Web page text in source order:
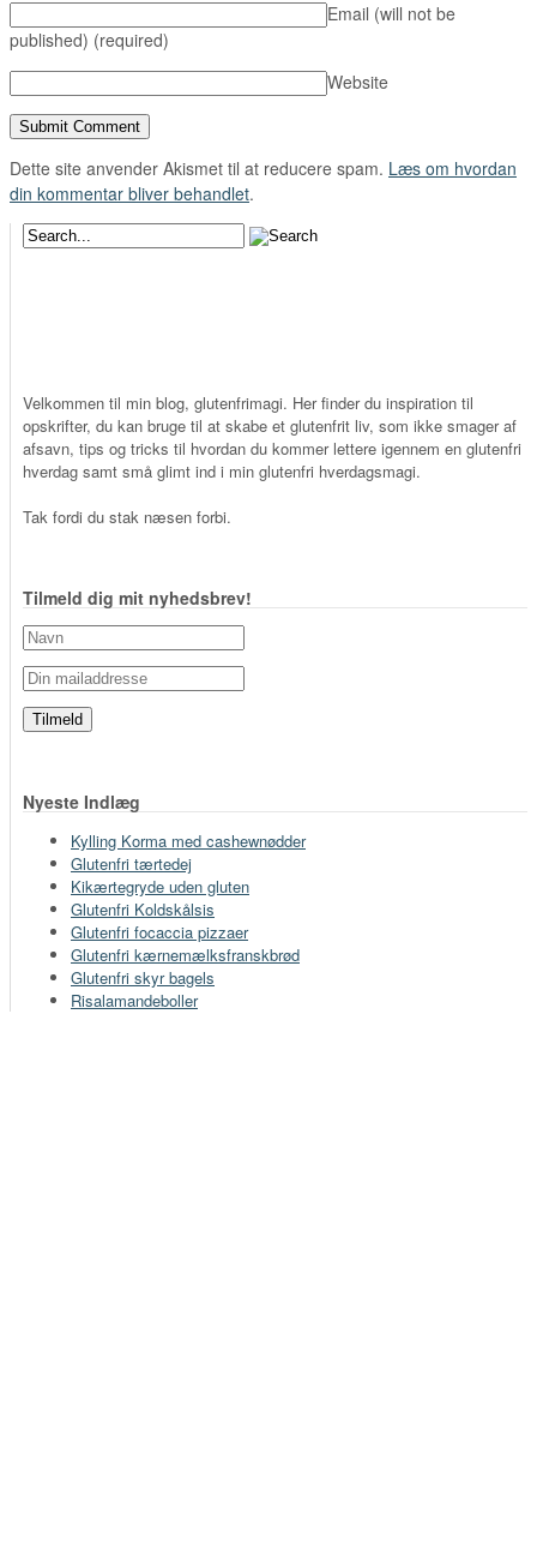
Email (will not be
published) (required)
Website
Dette site anvender Akismet til at reducere spam. Læs om hvordan
din kommentar bliver behandlet.
Velkommen til min blog, glutenfrimagi. Her finder du inspiration til
opskrifter, du kan bruge til at skabe et glutenfrit liv, som ikke smager af
afsavn, tips og tricks til hvordan du kommer lettere igennem en glutenfri
hverdag samt små glimt ind i min glutenfri hverdagsmagi.
Tak fordi du stak næsen forbi.
Tilmeld dig mit nyhedsbrev!
Nyeste Indlæg
Kylling Korma med cashewnødder
Glutenfri tærtedej
Kikærtegryde uden gluten
Glutenfri Koldskålsis
Glutenfri focaccia pizzaer
Glutenfri kærnemælksfranskbrød
Glutenfri skyr bagels
Risalamandeboller